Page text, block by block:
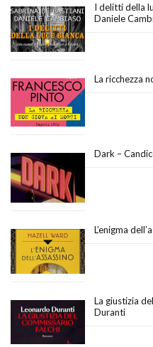
I delitti della
Daniele
La ricchezza
Dark –
L’enigma
La giustizia
Duranti